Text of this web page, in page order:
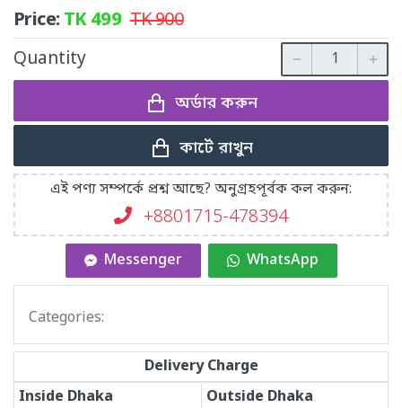
Price:TK499 TK900
Quantity
অর্ডার করুন
কার্টে রাখুন
এই পণ্য সম্পর্কে প্রশ্ন আছে? অনুগ্রহপূর্বক কল করুন:
+8801715-478394
Messenger WhatsApp
Categories:
Delivery Charge
Inside Dhaka
Outside Dhaka